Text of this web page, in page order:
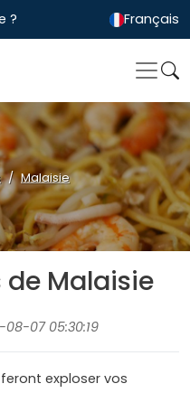
? Français
Malaisie
Malaisie
07 05:30:19
exploser vos